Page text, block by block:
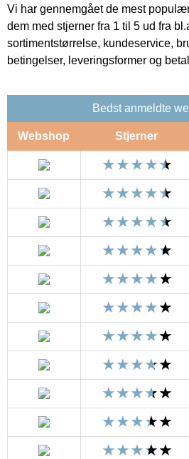
Vi har gennemgået de mest
dem med stjerner fra 1 til 5 ud fra
sortimentstørrelse, kundeservice,
betingelser, leveringsformer og
Bedst anmeldte
Webshop Stjerner